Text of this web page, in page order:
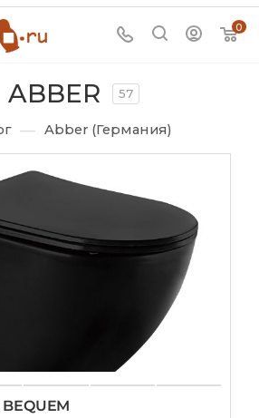
0
57
— Abber (Германия)